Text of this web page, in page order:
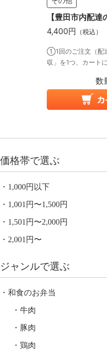
【豊田市内配
4,400円 （税込）
①1回のご注文（配
収」を1つ、カート
数
価格帯で選ぶ
1,000円以下
1,001円〜1,500円
1,501円〜2,000円
2,001円〜
ジャンルで選ぶ
和食のお弁当
牛肉
豚肉
鶏肉